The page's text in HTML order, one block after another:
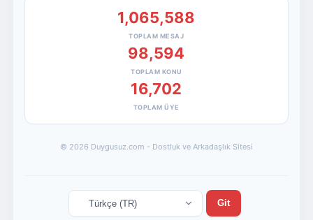
1,065,588
TOPLAM MESAJ
98,594
TOPLAM KONU
16,702
TOPLAM ÜYE
© 2026 Duygusuz.com - Dostluk ve Arkadaşlık Sitesi